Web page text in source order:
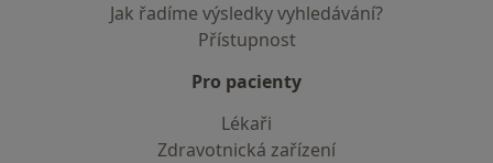
Jak řadíme výsledky vyhledávání?
Přístupnost
Pro pacienty
Lékaři
Zdravotnická zařízení